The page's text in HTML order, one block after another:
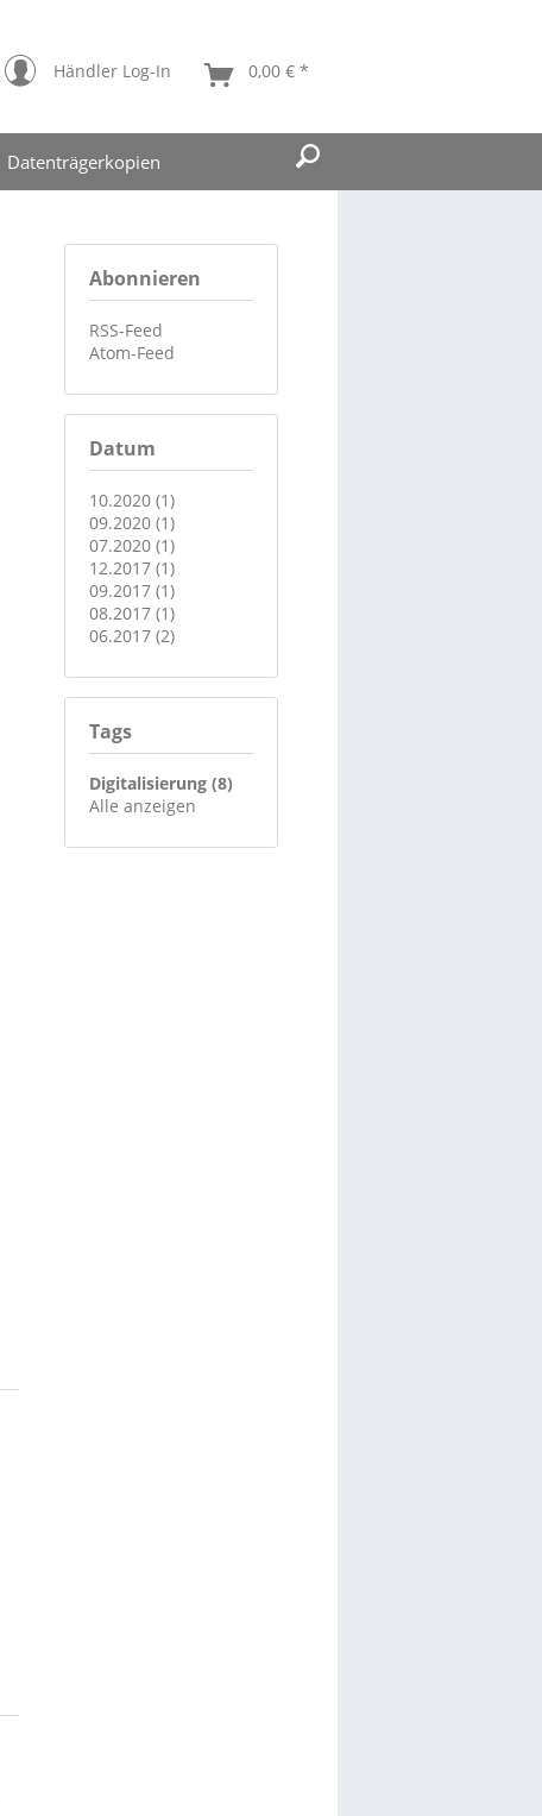
Händler Log-In 0,00 € *
Datenträgerkopien
Abonnieren
RSS-Feed
Atom-Feed
Datum
10.2020 (1)
09.2020 (1)
07.2020 (1)
12.2017 (1)
09.2017 (1)
08.2017 (1)
06.2017 (2)
Tags
Digitalisierung (8)
Alle anzeigen